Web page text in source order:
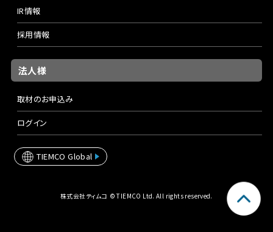
IR情報
採用情報
法人様
取材のお申込み
ログイン
TIEMCO Global
株式会社ティムコ © TIEMCO Ltd. All rights reserved.